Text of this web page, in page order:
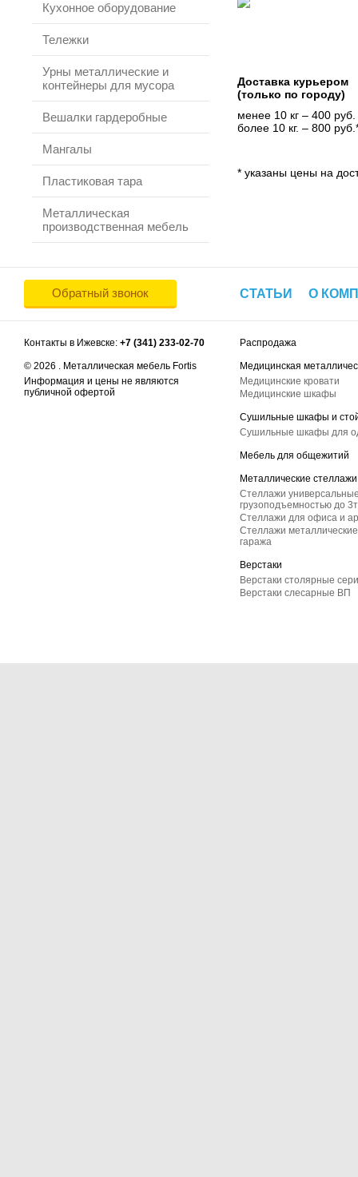
Кухонное оборудование
Тележки
Урны металлические и
контейнеры для мусора
Вешалки гардеробные
Мангалы
Пластиковая тара
Металлическая
производственная мебель
Доставка курьером
(только по городу)
менее 10 кг – 400 руб.
более 10 кг. – 800
* указаны цены на
Обратный звонок СТАТЬИ О
Контакты в Ижевске: +7 (341) 233-02-70
© 2026 . Металлическая мебель Fortis
Информация и цены не являются
публичной офертой
Распродажа
Медицинская
Медицинские кровати
Медицинские шкафы
Сушильные шкафы и
Сушильные шкафы для
Мебель для общежитий
Металлические стеллажи
Стеллажи
грузоподъемностью до
Стеллажи для офиса и
Стеллажи
гаража
Верстаки
Верстаки столярные
Верстаки слесарные ВП